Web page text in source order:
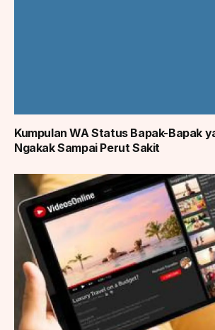
Kumpulan WA Status Bapak-Bapak
Ngakak Sampai Perut Sakit